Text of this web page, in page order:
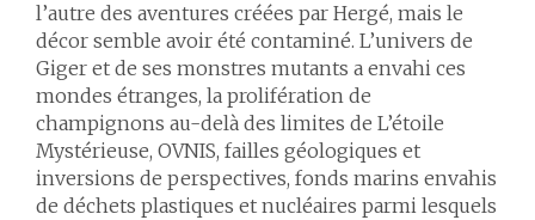
l’autre des aventures créées par Hergé, mais le
décor semble avoir été contaminé. L’univers de
Giger et de ses monstres mutants a envahi ces
mondes étranges, la prolifération de
champignons au-delà des limites de L’étoile
Mystérieuse, OVNIS, failles géologiques et
inversions de perspectives, fonds marins envahis
de déchets plastiques et nucléaires parmi lesquels